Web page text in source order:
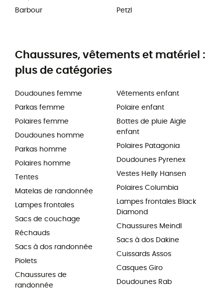
Barbour
Petzl
Chaussures, vêtements et matériel :
plus de catégories
Doudounes femme
Parkas femme
Polaires femme
Doudounes homme
Parkas homme
Polaires homme
Tentes
Matelas de randonnée
Lampes frontales
Sacs de couchage
Réchauds
Sacs à dos randonnée
Piolets
Chaussures de
randonnée
Vêtements enfant
Polaire enfant
Bottes de pluie Aigle
enfant
Polaires Patagonia
Doudounes Pyrenex
Vestes Helly Hansen
Polaires Columbia
Lampes frontales Black
Diamond
Chaussures Meindl
Sacs à dos Dakine
Cuissards Assos
Casques Giro
Doudounes Rab